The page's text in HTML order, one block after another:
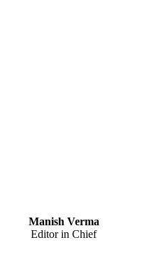
Manish Verma
Editor in Chief